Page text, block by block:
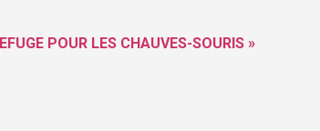
POUR LES CHAUVES-SOURIS »